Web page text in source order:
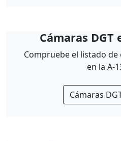
Cámaras DGT
Compruebe el listado de
en la A-
Cámaras